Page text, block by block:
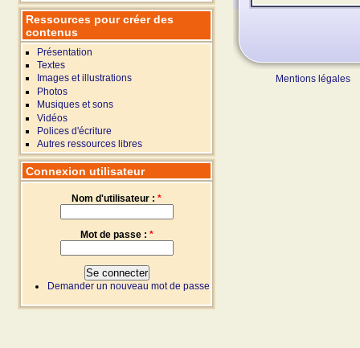
Mentions légales
Ressources pour créer des
contenus
Présentation
Textes
Images et illustrations
Photos
Musiques et sons
Vidéos
Polices d'écriture
Autres ressources libres
Connexion utilisateur
Nom d'utilisateur : *
Mot de passe : *
Demander un nouveau mot de passe